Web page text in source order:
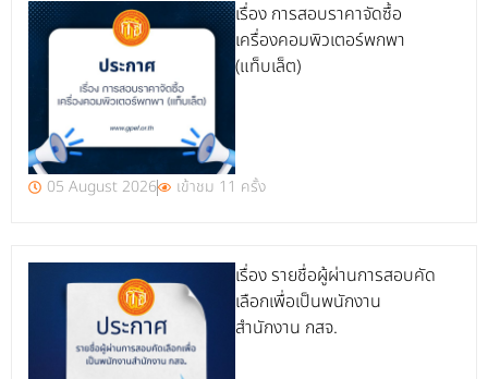
เรื่อง การสอบราคาจัดซื้อ
เครื่องคอมพิวเตอร์พกพา
(แท็บเล็ต)
05 August 2026 เข้าชม 11 ครั้ง
เรื่อง รายชื่อผู้ผ่านการสอบคัด
เลือกเพื่อเป็นพนักงาน
สำนักงาน กสจ.